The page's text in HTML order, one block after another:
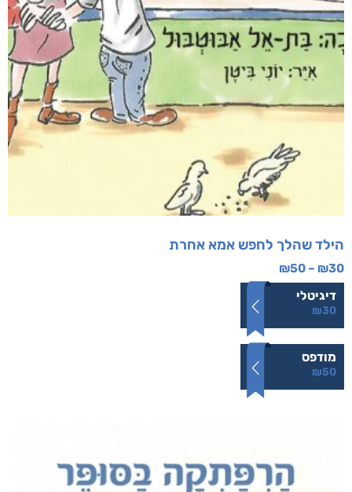
הילד שהלך לחפש אמא אחרת
₪30
–
₪50
דיגיטלי
₪30
מודפס
₪50